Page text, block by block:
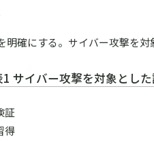
明確にする。サイバー攻撃を
1 サイバー攻撃を対象とし
証
得